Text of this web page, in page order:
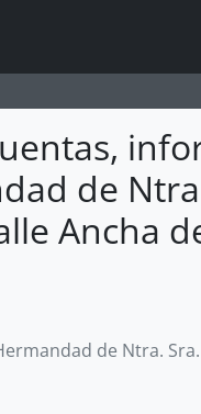
de
Ancha
de Ntra.